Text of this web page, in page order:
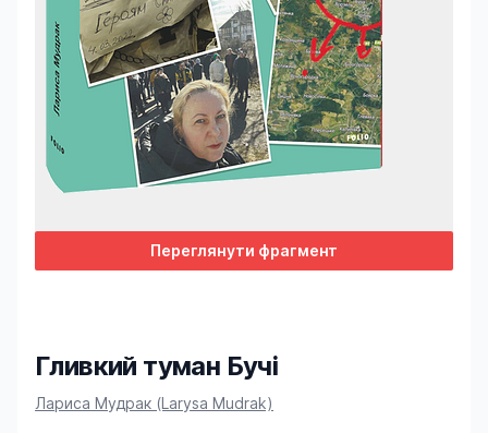
Переглянути фрагмент
Гливкий туман Бучі
Product information
Лариса Мудрак (Larysa Mudrak)